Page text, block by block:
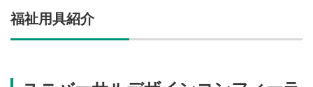
施設・料金
アクセス
福祉用具紹介